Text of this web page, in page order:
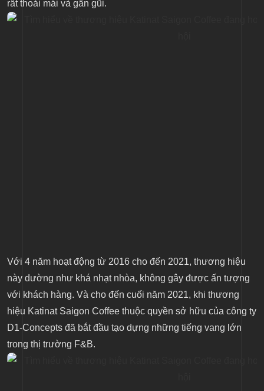
rất thoải mái và gần gũi.
Với 4 năm hoạt động từ 2016 cho đến 2021, thương hiệu
này dường như khá nhạt nhòa, không gây được ấn tượng
với khách hàng. Và cho đến cuối năm 2021, khi thương
hiệu Katinat Saigon Coffee thuộc quyền sở hữu của công ty
D1-Concepts đã bắt đầu tạo dựng những tiếng vang lớn
trong thị trường F&B.